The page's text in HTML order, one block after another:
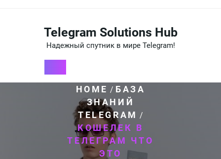
содержимомуTelegram Solutions Hub
Надежный спутник в мире Telegram!
HOME / БАЗА
ЗНАНИЙ
TELEGRAM /
КОШЕЛЕК В
ТЕЛЕГРАМ ЧТО
ЭТО